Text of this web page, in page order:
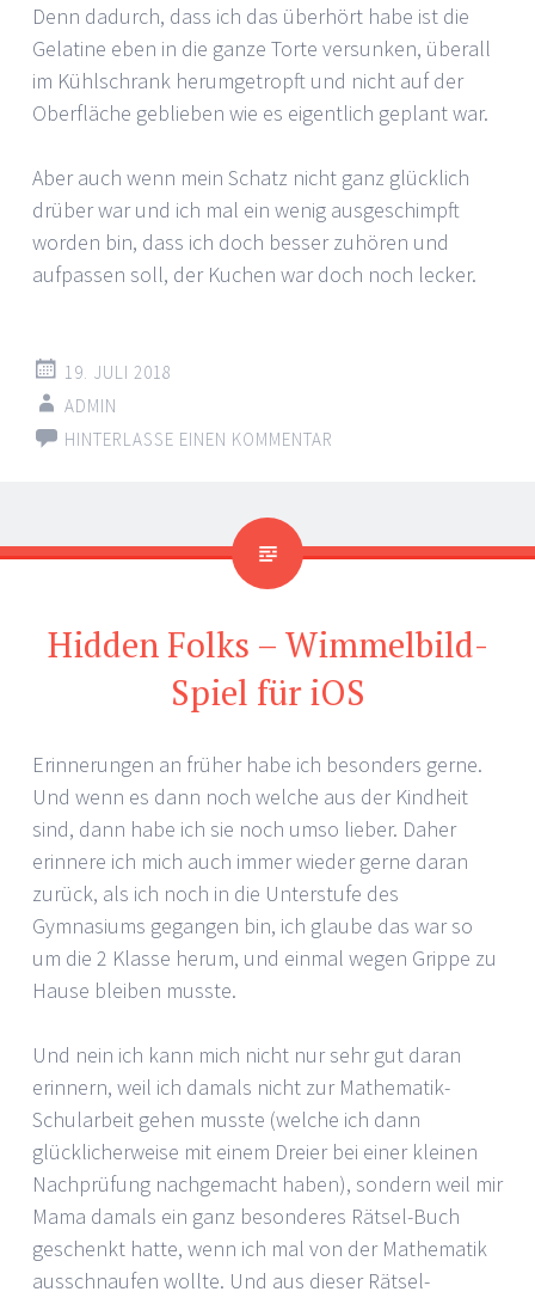
Denn dadurch, dass ich das überhört habe ist die
Gelatine eben in die ganze Torte versunken, überall
im Kühlschrank herumgetropft und nicht auf der
Oberfläche geblieben wie es eigentlich geplant war.
Aber auch wenn mein Schatz nicht ganz glücklich
drüber war und ich mal ein wenig ausgeschimpft
worden bin, dass ich doch besser zuhören und
aufpassen soll, der Kuchen war doch noch lecker.
19. JULI 2018
ADMIN
HINTERLASSE EINEN KOMMENTAR
Hidden Folks – Wimmelbild-
Spiel für iOS
Erinnerungen an früher habe ich besonders gerne.
Und wenn es dann noch welche aus der Kindheit
sind, dann habe ich sie noch umso lieber. Daher
erinnere ich mich auch immer wieder gerne daran
zurück, als ich noch in die Unterstufe des
Gymnasiums gegangen bin, ich glaube das war so
um die 2 Klasse herum, und einmal wegen Grippe zu
Hause bleiben musste.
Und nein ich kann mich nicht nur sehr gut daran
erinnern, weil ich damals nicht zur Mathematik-
Schularbeit gehen musste (welche ich dann
glücklicherweise mit einem Dreier bei einer kleinen
Nachprüfung nachgemacht haben), sondern weil mir
Mama damals ein ganz besonderes Rätsel-Buch
geschenkt hatte, wenn ich mal von der Mathematik
ausschnaufen wollte. Und aus dieser Rätsel-